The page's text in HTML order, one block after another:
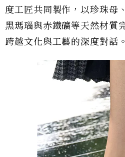
度工匠共同製作，以珍珠母
黑瑪瑙與赤鐵礦等天然材質
跨越文化與工藝的深度對話。